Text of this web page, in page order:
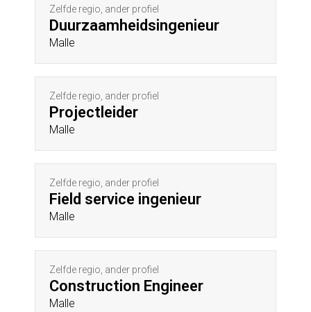
Zelfde regio, ander profiel
Duurzaamheidsingenieur
Malle
Zelfde regio, ander profiel
Projectleider
Malle
Zelfde regio, ander profiel
Field service ingenieur
Malle
Zelfde regio, ander profiel
Construction Engineer
Malle